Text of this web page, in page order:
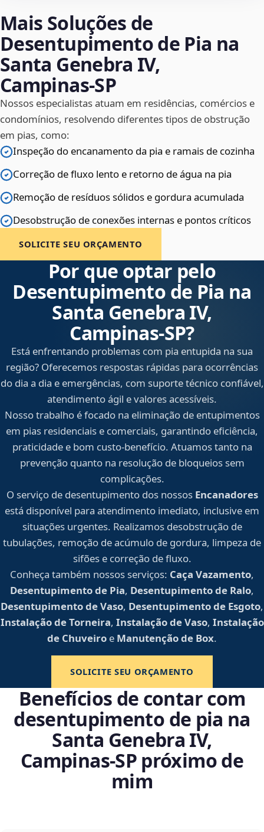
Mais Soluções de
Desentupimento de Pia na
Santa Genebra IV,
Campinas‑SP
Nossos especialistas atuam em residências, comércios e
condomínios, resolvendo diferentes tipos de obstrução
em pias, como:
Inspeção do encanamento da pia e ramais de cozinha
Correção de fluxo lento e retorno de água na pia
Remoção de resíduos sólidos e gordura acumulada
Desobstrução de conexões internas e pontos críticos
SOLICITE SEU ORÇAMENTO
Por que optar pelo
Desentupimento de Pia na
Santa Genebra IV,
Campinas‑SP?
Está enfrentando problemas com pia entupida na sua
região? Oferecemos respostas rápidas para ocorrências
do dia a dia e emergências, com suporte técnico confiável,
atendimento ágil e valores acessíveis.
Nosso trabalho é focado na eliminação de entupimentos
em pias residenciais e comerciais, garantindo eficiência,
praticidade e bom custo-benefício. Atuamos tanto na
prevenção quanto na resolução de bloqueios sem
complicações.
O serviço de desentupimento dos nossos Encanadores
está disponível para atendimento imediato, inclusive em
situações urgentes. Realizamos desobstrução de
tubulações, remoção de acúmulo de gordura, limpeza de
sifões e correção de fluxo.
Conheça também nossos serviços: Caça Vazamento,
Desentupimento de Pia, Desentupimento de Ralo,
Desentupimento de Vaso, Desentupimento de Esgoto,
Instalação de Torneira, Instalação de Vaso, Instalação
de Chuveiro e Manutenção de Box.
SOLICITE SEU ORÇAMENTO
Benefícios de contar com
desentupimento de pia na
Santa Genebra IV,
Campinas‑SP próximo de
mim